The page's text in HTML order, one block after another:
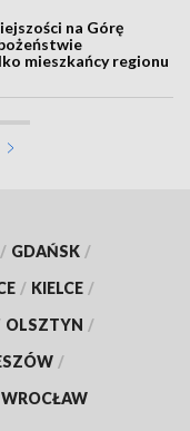
na Górę
mieszkańcy regionu
/ GDAŃSK /
/ KIELCE /
OLSZTYN /
/
WROCŁAW